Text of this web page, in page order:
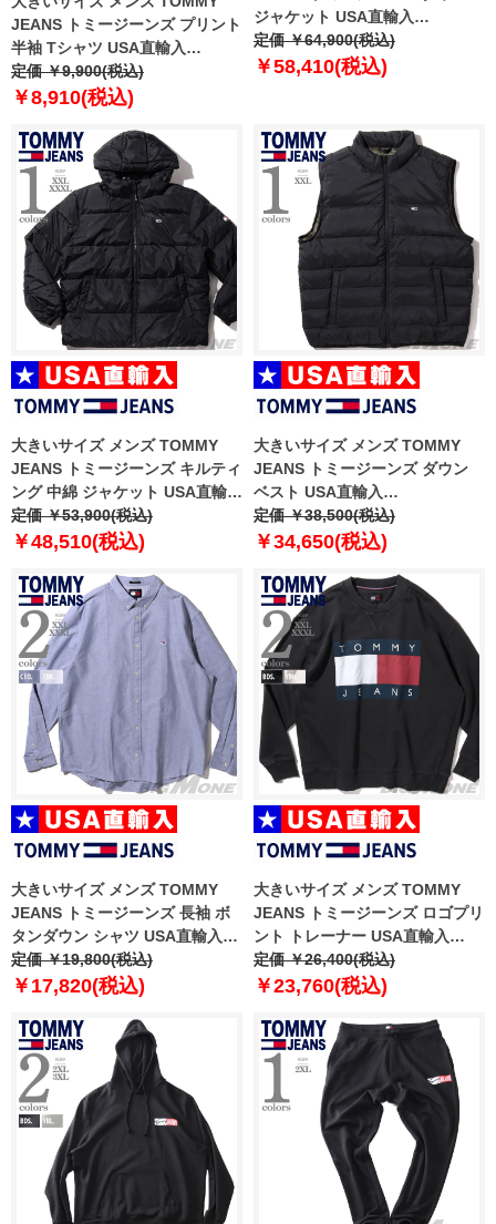
JEANS トミージーンズ プリント
半袖 Tシャツ USA直輸入
dm0dm16405
定価 ￥9,900(税込)
￥8,910(税込)
ジャケット USA直輸入
dm0dm17229
定価 ￥64,900(税込)
￥58,410(税込)
大きいサイズ メンズ TOMMY
JEANS トミージーンズ キルティ
ング 中綿 ジャケット USA直輸入
dm0dm18487
定価 ￥53,900(税込)
￥48,510(税込)
大きいサイズ メンズ TOMMY
JEANS トミージーンズ ダウン
ベスト USA直輸入
dm0dm18896
定価 ￥38,500(税込)
￥34,650(税込)
大きいサイズ メンズ TOMMY
JEANS トミージーンズ 長袖 ボ
タンダウン シャツ USA直輸入
dm0dm19134
定価 ￥19,800(税込)
￥17,820(税込)
大きいサイズ メンズ TOMMY
JEANS トミージーンズ ロゴプリ
ント トレーナー USA直輸入
dm0dm19222
定価 ￥26,400(税込)
￥23,760(税込)